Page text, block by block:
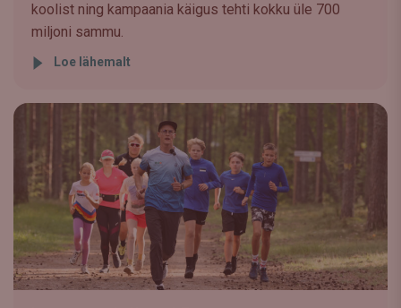
koolist ning kampaania käigus tehti kokku üle 700
miljoni sammu.
Loe lähemalt